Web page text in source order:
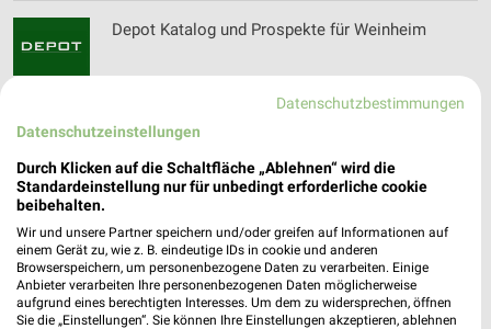
Depot Katalog und Prospekte für Weinheim
DFS Deutsche Flugsicherung Filialen &
Öffnungszeiten für Langen
Die Möbelfundgrube Filialen & Öffnungszeiten
für Bad Kreuznach
Datenschutzbestimmungen
Datenschutzeinstellungen
Durch Klicken auf die Schaltfläche „Ablehnen“ wird die
Standardeinstellung nur für unbedingt erforderliche cookie
beibehalten.
Wir und unsere Partner speichern und/oder greifen auf Informationen auf
einem Gerät zu, wie z. B. eindeutige IDs in cookie und anderen
Browserspeichern, um personenbezogene Daten zu verarbeiten. Einige
Anbieter verarbeiten Ihre personenbezogenen Daten möglicherweise
aufgrund eines berechtigten Interesses. Um dem zu widersprechen, öffnen
Sie die „Einstellungen“. Sie können Ihre Einstellungen akzeptieren, ablehnen